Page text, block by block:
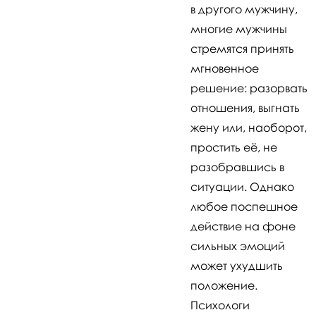
в другого мужчину,
многие мужчины
стремятся принять
мгновенное
решение: разорвать
отношения, выгнать
жену или, наоборот,
простить её, не
разобравшись в
ситуации. Однако
любое поспешное
действие на фоне
сильных эмоций
может ухудшить
положение.
Психологи